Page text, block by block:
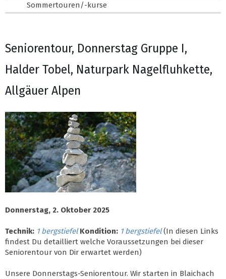
Sommertouren/-kurse
Seniorentour, Donnerstag Gruppe I,
Halder Tobel, Naturpark Nagelfluhkette,
Allgäuer Alpen
Donnerstag, 2. Oktober 2025
Technik: 1 bergstiefel Kondition: 1 bergstiefel (In diesen Links
findest Du detailliert welche Voraussetzungen bei dieser
Seniorentour von Dir erwartet werden)
Unsere Donnerstags-Seniorentour. Wir starten in Blaichach